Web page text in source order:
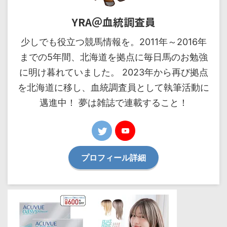
YRA＠血統調査員
少しでも役立つ競馬情報を。2011年～2016年
までの5年間、北海道を拠点に毎日馬のお勉強
に明け暮れていました。 2023年から再び拠点
を北海道に移し、血統調査員として執筆活動に
邁進中！ 夢は雑誌で連載すること！
プロフィール詳細